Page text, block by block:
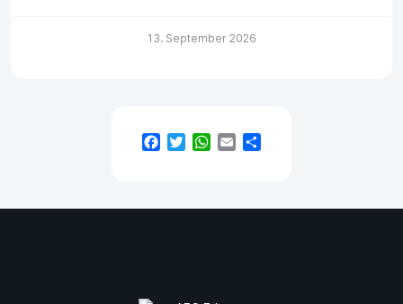
13. September 2026
Facebook
TwitterWhatsApp
Email